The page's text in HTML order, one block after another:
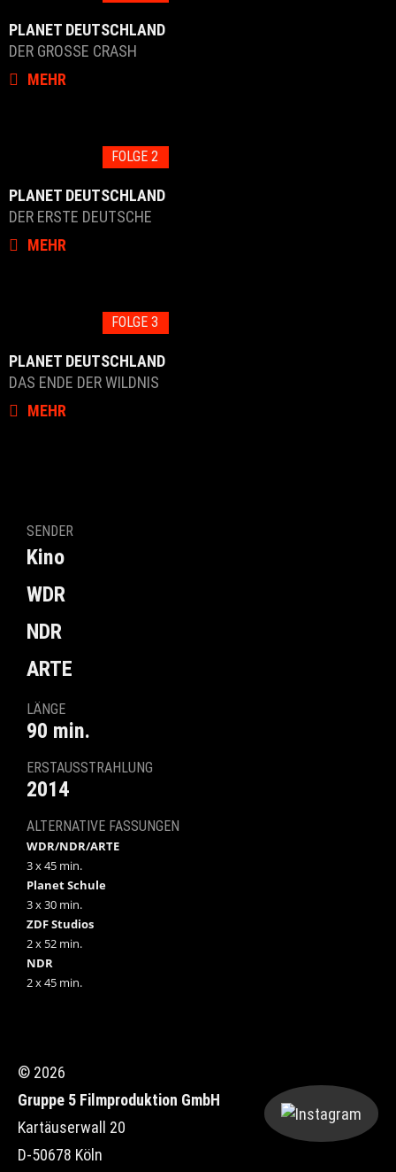
PLANET DEUTSCHLAND
DER GROSSE CRASH
MEHR
FOLGE 2
PLANET DEUTSCHLAND
DER ERSTE DEUTSCHE
MEHR
FOLGE 3
PLANET DEUTSCHLAND
DAS ENDE DER WILDNIS
MEHR
SENDER
Kino
WDR
NDR
ARTE
LÄNGE
90 min.
ERSTAUSSTRAHLUNG
2014
ALTERNATIVE FASSUNGEN
WDR/NDR/ARTE
3 x 45 min.
Planet Schule
3 x 30 min.
ZDF Studios
2 x 52 min.
NDR
2 x 45 min.
© 2026
Gruppe 5 Filmproduktion GmbH
Kartäuserwall 20
D-50678 Köln